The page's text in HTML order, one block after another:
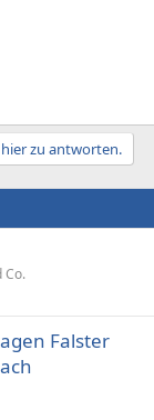
zu antworten.
Co.
Falster